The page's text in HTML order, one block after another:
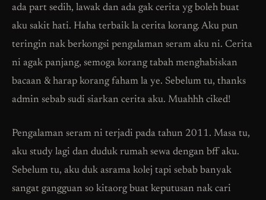
ada part sedih, lawak dan ada gak cerita yg boleh buat
aku sakit hati. Haha terbaik la cerita korang. Aku pun
teringin nak berkongsi pengalaman seram aku ni. Cerita
ni agak panjang, semoga korang tabah menghabiskan
bacaan & harap korang faham la ye. Sebelum tu, thanks
admin sebab sudi siarkan cerita aku. Muahhh ciked!
Pengalaman seram ni terjadi pada tahun 2011. Masa tu,
aku study lagi dan duduk rumah sewa dengan bff aku.
Sebelum tu, aku duk asrama kolej tapi sebab banyak
sangat gangguan so kitaorg buat keputusan nak cari